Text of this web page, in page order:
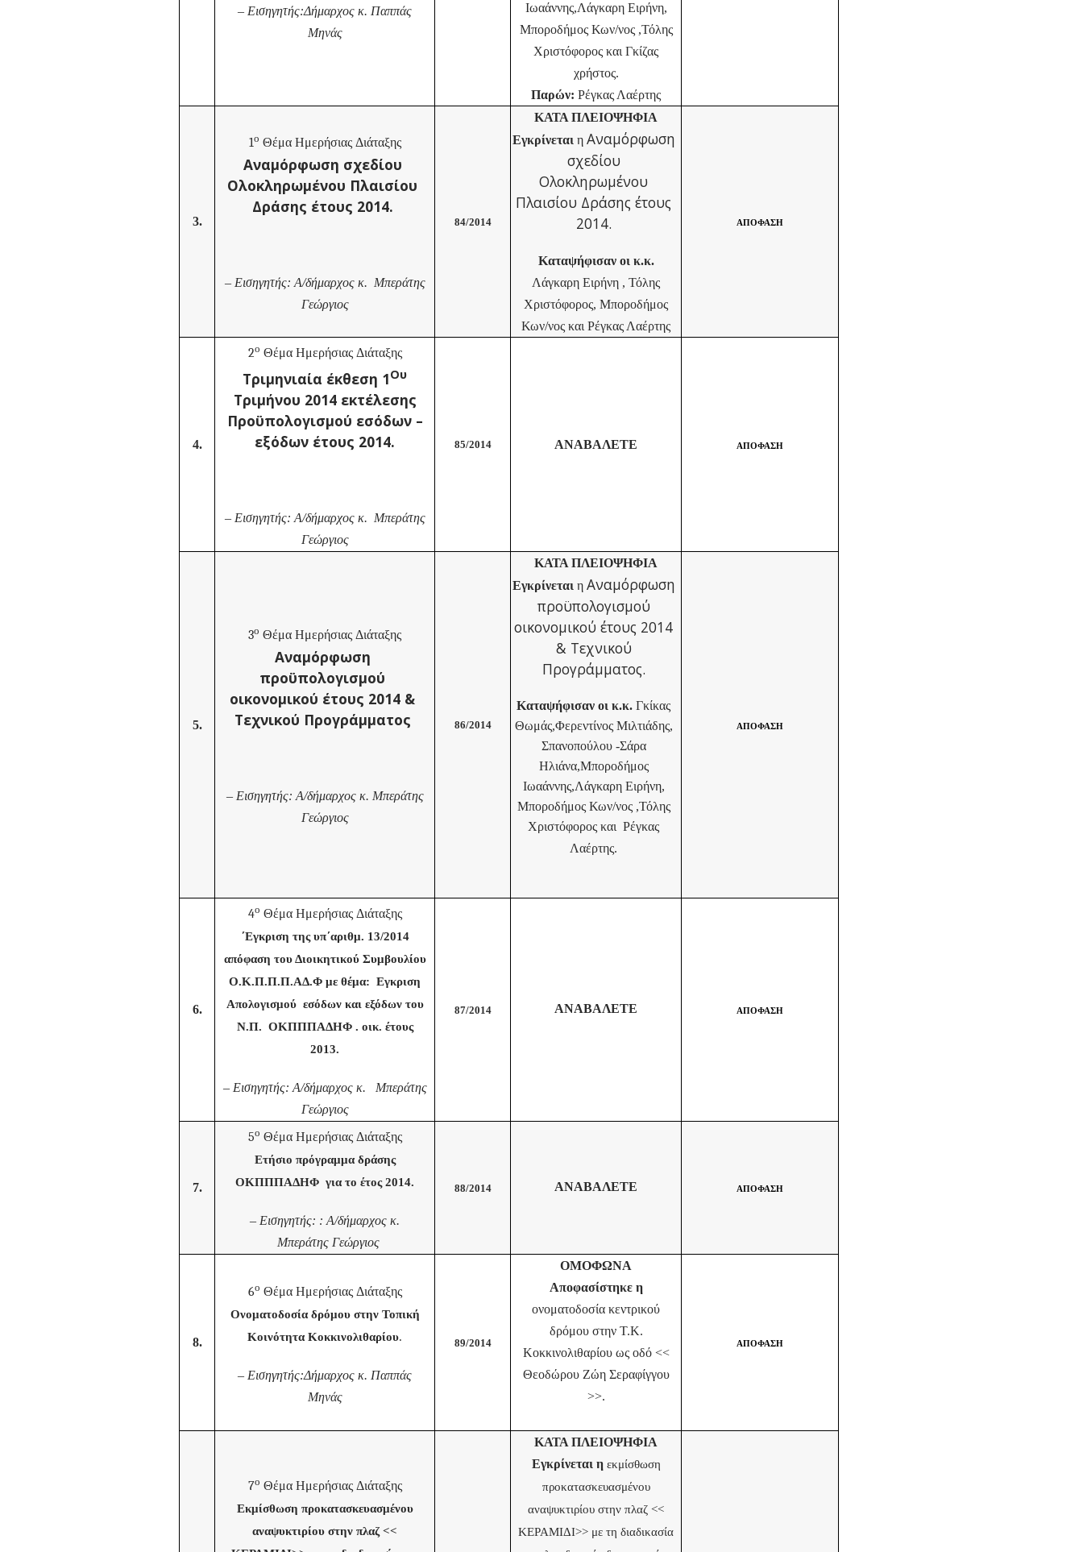
– Εισηγητής:Δήμαρχος κ. Παππάς
Μηνάς
Ιωαάννης,Λάγκαρη Ειρήνη,
Μποροδήμος Κων/νος ,Τόλης
Χριστόφορος και Γκίζας
χρήστος.
Παρών: Ρέγκας Λαέρτης
3.
1ο Θέμα Ημερήσιας Διάταξης
Αναμόρφωση σχεδίου
Ολοκληρωμένου Πλαισίου
Δράσης έτους 2014.
– Εισηγητής: Α/δήμαρχος κ. Μπεράτης
Γεώργιος
84/2014
ΚΑΤΑ ΠΛΕΙΟΨΗΦΙΑ
Εγκρίνεται η Αναμόρφωση
σχεδίου
Ολοκληρωμένου
Πλαισίου Δράσης έτους
2014.
Καταψήφισαν οι κ.κ.
Λάγκαρη Ειρήνη , Τόλης
Χριστόφορος, Μποροδήμος
Κων/νος και Ρέγκας Λαέρτης
ΑΠΟΦΑΣΗ
4.
2ο Θέμα Ημερήσιας Διάταξης
Τριμηνιαία έκθεση 1Ου
Τριμήνου 2014 εκτέλεσης
Προϋπολογισμού εσόδων –
εξόδων έτους 2014.
– Εισηγητής: Α/δήμαρχος κ. Μπεράτης
Γεώργιος
85/2014 ΑΝΑΒΑΛΕΤΕ ΑΠΟΦΑΣΗ
5.
3ο Θέμα Ημερήσιας Διάταξης
Αναμόρφωση
προϋπολογισμού
οικονομικού έτους 2014 &
Τεχνικού Προγράμματος
– Εισηγητής: Α/δήμαρχος κ. Μπεράτης
Γεώργιος
86/2014
ΚΑΤΑ ΠΛΕΙΟΨΗΦΙΑ
Εγκρίνεται η Αναμόρφωση
προϋπολογισμού
οικονομικού έτους 2014
& Τεχνικού
Προγράμματος.
Καταψήφισαν οι κ.κ.Γκίκας
Θωμάς,Φερεντίνος Μιλτιάδης,
Σπανοπούλου -Σάρα
Ηλιάνα,Μποροδήμος
Ιωαάννης,Λάγκαρη Ειρήνη,
Μποροδήμος Κων/νος ,Τόλης
Χριστόφορος και Ρέγκας
Λαέρτης.
ΑΠΟΦΑΣΗ
6.
4ο Θέμα Ημερήσιας Διάταξης
΄Εγκριση της υπ΄αριθμ. 13/2014
απόφαση του Διοικητικού Συμβουλίου
Ο.Κ.Π.Π.Π.ΑΔ.Φ με θέμα: Εγκριση
Απολογισμού εσόδων και εξόδων του
Ν.Π. ΟΚΠΠΠΑΔΗΦ . οικ. έτους
2013.
– Εισηγητής: Α/δήμαρχος κ. Μπεράτης
Γεώργιος
87/2014 ΑΝΑΒΑΛΕΤΕ ΑΠΟΦΑΣΗ
7.
5ο Θέμα Ημερήσιας Διάταξης
Ετήσιο πρόγραμμα δράσης
ΟΚΠΠΠΑΔΗΦ για το έτος 2014.
– Εισηγητής: : Α/δήμαρχος κ.
Μπεράτης Γεώργιος
88/2014 ΑΝΑΒΑΛΕΤΕ ΑΠΟΦΑΣΗ
8.
6ο Θέμα Ημερήσιας Διάταξης
Ονοματοδοσία δρόμου στην Τοπική
Κοινότητα Κοκκινολιθαρίου.
– Εισηγητής:Δήμαρχος κ. Παππάς
Μηνάς
89/2014
ΟΜΟΦΩΝΑ
Αποφασίστηκε η
ονοματοδοσία κεντρικού
δρόμου στην Τ.Κ.
Κοκκινολιθαρίου ως οδό <<
Θεοδώρου Ζώη Σεραφίγγου
>>.
ΑΠΟΦΑΣΗ
7ο Θέμα Ημερήσιας Διάταξης
Εκμίσθωση προκατασκευασμένου
αναψυκτιρίου στην πλαζ <<
ΚΑΤΑ ΠΛΕΙΟΨΗΦΙΑ
Εγκρίνεται η εκμίσθωση
προκατασκευασμένου
αναψυκτιρίου στην πλαζ <<
ΚΕΡΑΜΙΔΙ>> με τη διαδικασία